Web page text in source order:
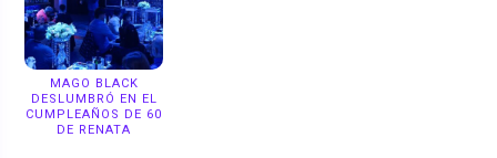
MAGO BLACK
DESLUMBRÓ EN EL
CUMPLEAÑOS DE 60
DE RENATA